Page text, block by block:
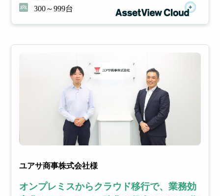
300～999台
ユアサ商事株式会社様
オンプレミスからクラウド移行で、業務効